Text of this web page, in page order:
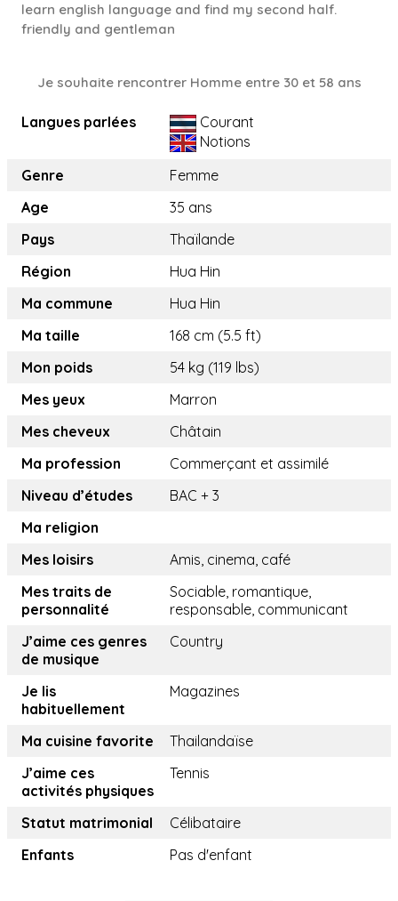
learn english language and find my second half.
friendly and gentleman
Je souhaite rencontrer Homme entre 30 et 58 ans
Langues parlées
Courant
Notions
Genre
Femme
Age
35 ans
Pays
Thaïlande
Région
Hua Hin
Ma commune
Hua Hin
Ma taille
168 cm (5.5 ft)
Mon poids
54 kg (119 lbs)
Mes yeux
Marron
Mes cheveux
Châtain
Ma profession
Commerçant et assimilé
Niveau d’études
BAC + 3
Ma religion
Mes loisirs
Amis, cinema, café
Mes traits de
personnalité
Sociable, romantique,
responsable, communicant
J’aime ces genres
de musique
Country
Je lis
habituellement
Magazines
Ma cuisine favorite
Thailandaïse
J’aime ces
activités physiques
Tennis
Statut matrimonial
Célibataire
Enfants
Pas d'enfant